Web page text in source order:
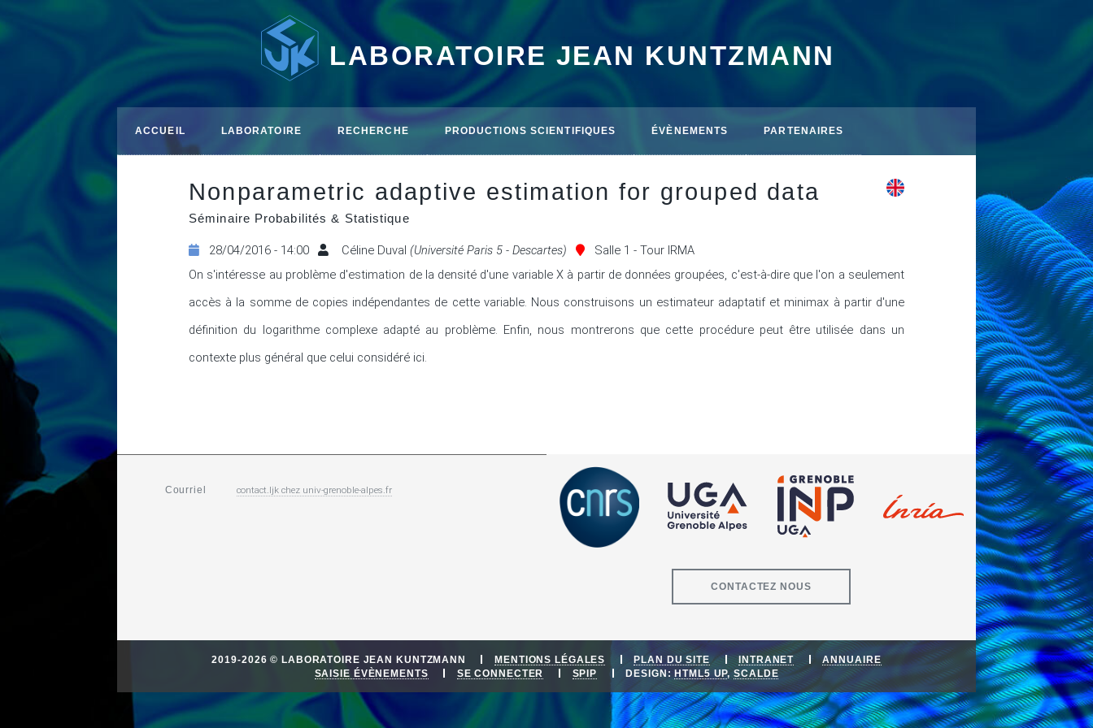
LABORATOIRE JEAN KUNTZMANN
ACCUEIL LABORATOIRE RECHERCHE PRODUCTIONS SCIENTIFIQUES ÉVÈNEMENTS PARTENAIRES
Nonparametric adaptive estimation for grouped data
Séminaire Probabilités & Statistique
28/04/2016 - 14:00 Céline Duval (Université Paris 5 - Descartes)
Salle 1 - Tour IRMA
On s'intéresse au problème d'estimation de la densité d'une variable X à partir de données groupées, c'est-à-dire que l'on a seulement
accès à la somme de copies indépendantes de cette variable. Nous construisons un estimateur adaptatif et minimax à partir d'une
définition du logarithme complexe adapté au problème. Enfin, nous montrerons que cette procédure peut être utilisée dans un
contexte plus général que celui considéré ici.
Courriel contact.ljkchez univ-grenoble-alpes.fr
CONTACTEZ NOUS
2019-2026 © LABORATOIRE JEAN KUNTZMANN MENTIONS LÉGALES PLAN DU SITE INTRANET
ANNUAIRE
SAISIE ÉVÈNEMENTS
SE CONNECTER SPIP DESIGN:HTML5 UP,SCALDE